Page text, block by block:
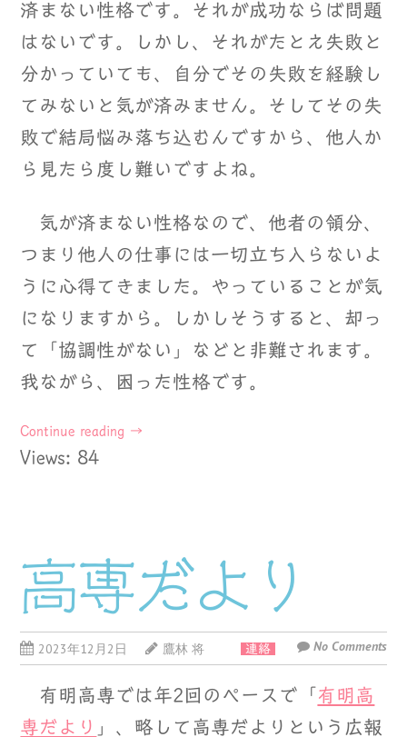
済まない性格です。それが成功ならば問題
はないです。しかし、それがたとえ失敗と
分かっていても、自分でその失敗を経験し
てみないと気が済みません。そしてその失
敗で結局悩み落ち込むんですから、他人か
ら見たら度し難いですよね。
気が済まない性格なので、他者の領分、
つまり他人の仕事には一切立ち入らないよ
うに心得てきました。やっていることが気
になりますから。しかしそうすると、却っ
て「協調性がない」などと非難されます。
我ながら、困った性格です。
Continue reading →
Views: 84
高専だより
2023年12月2日 鷹林 将 連絡 No Comments
有明高専では年2回のペースで「 有明高
専だより 」、略して高専だよりという広報